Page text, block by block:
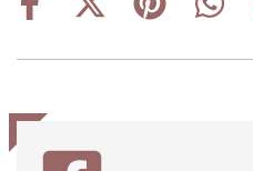
Share
Share
(Twitter)
Share
Share